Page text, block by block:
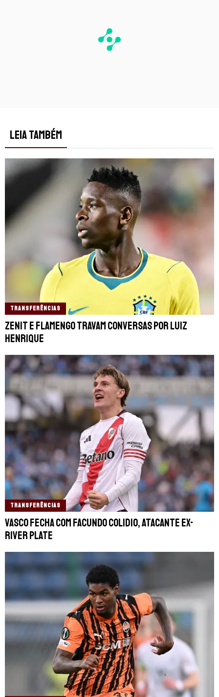
LEIA TAMBÉM
TRANSFERÊNCIAS
Zenit e Flamengo travam conversas por Luiz
Henrique
TRANSFERÊNCIAS
Vasco fecha com Facundo Colidio, atacante ex-
River Plate